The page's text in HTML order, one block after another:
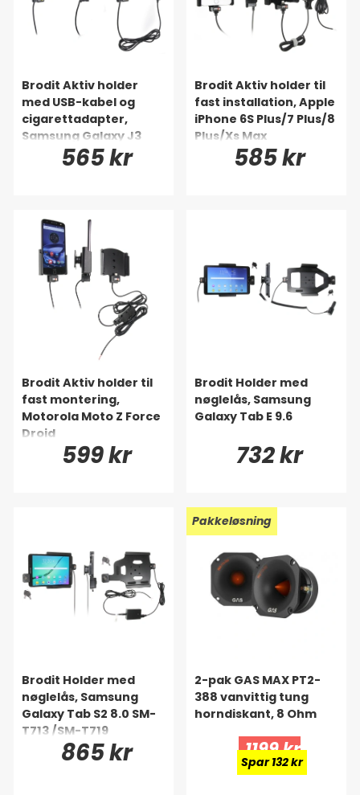
Brodit Aktiv holder
med USB-kabel og
cigarettadapter,
Samsung Galaxy J3
(2016)/J5 (2017)
565 kr
Brodit Aktiv holder til
fast installation, Apple
iPhone 6S Plus/7 Plus/8
Plus/Xs Max
585 kr
Brodit Aktiv holder til
fast montering,
Motorola Moto Z Force
Droid
599 kr
Brodit Holder med
nøglelås, Samsung
Galaxy Tab E 9.6
732 kr
Brodit Holder med
nøglelås, Samsung
Galaxy Tab S2 8.0 SM-
T713 /SM-T719
865 kr
Pakkeløsning
2-pak GAS MAX PT2-
388 vanvittig tung
horndiskant, 8 Ohm
1199 kr
Spar 132 kr